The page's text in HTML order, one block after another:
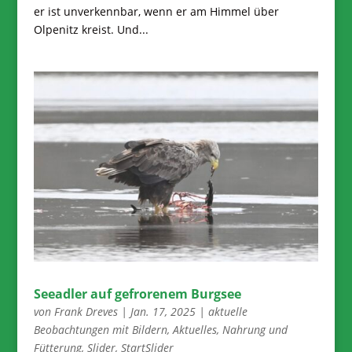
er ist unverkennbar, wenn er am Himmel über
Olpenitz kreist. Und...
Seeadler auf gefrorenem Burgsee
von Frank Dreves| Jan. 17, 2025| aktuelle
Beobachtungen mit Bildern,Aktuelles, Nahrung und
Fütterung, Slider, StartSlider